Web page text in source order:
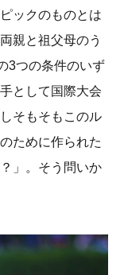
ックのものとは
親と祖父母のう
3つの条件のいず
として国際大会
そもそもこのル
ために作られた
」。そう問いか